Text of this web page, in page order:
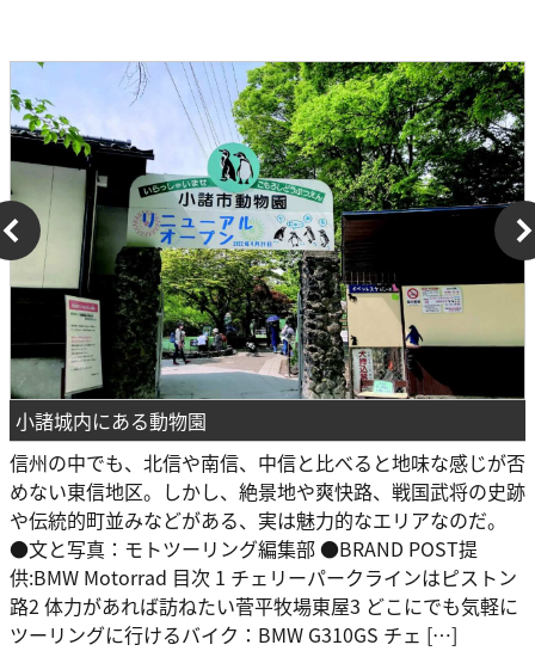
小諸城内にある動物園
信州の中でも、北信や南信、中信と比べると地味な感じが否
めない東信地区。しかし、絶景地や爽快路、戦国武将の史跡
や伝統的町並みなどがある、実は魅力的なエリアなのだ。
●文と写真：モトツーリング編集部 ●BRAND POST提
供:BMW Motorrad 目次 1 チェリーパークラインはピストン
路2 体力があれば訪ねたい菅平牧場東屋3 どこにでも気軽に
ツーリングに行けるバイク：BMW G310GS チェ […]